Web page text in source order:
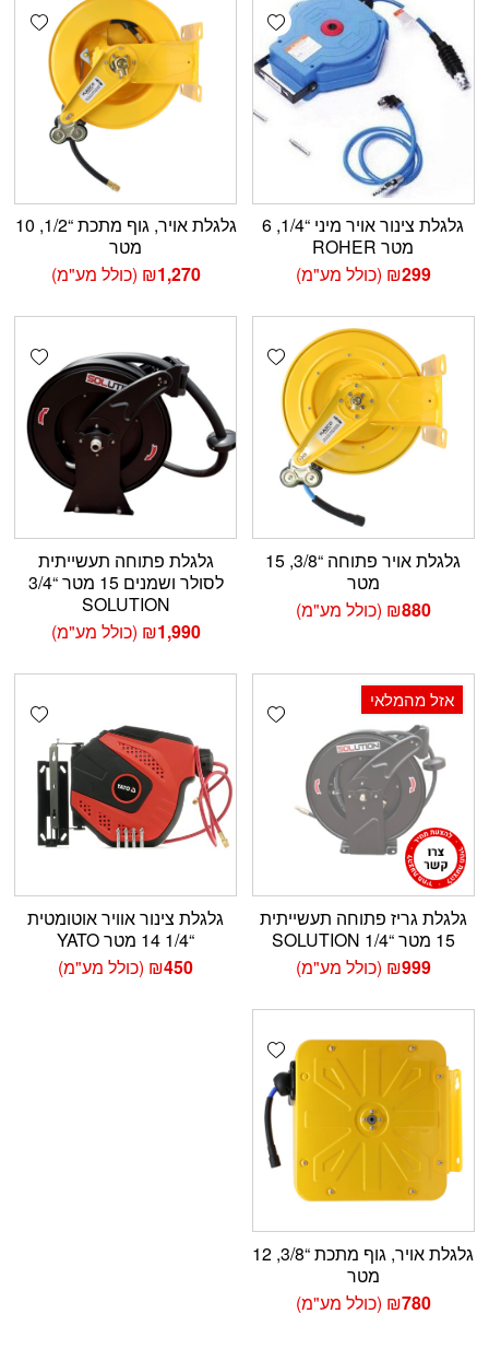
⁦₪250⁩
Add wishlist
גלגלת צינור אויר מיני “1/4, 6
מטר ROHER
₪299 (כולל מע"מ)
גלגלת אויר, גוף מתכת “1/2, 10
מטר
₪1,270 (כולל מע"מ)
Add wishlist
גלגלת אויר פתוחה “3/8, 15
מטר
₪880 (כולל מע"מ)
גלגלת פתוחה תעשייתית
לסולר ושמנים 15 מטר “3/4
SOLUTION
₪1,990 (כולל מע"מ)
Add wishlist אזל מהמלאי
גלגלת גריז פתוחה תעשייתית
15 מטר “1/4 SOLUTION
₪999 (כולל מע"מ)
גלגלת צינור אוויר אוטומטית
“1/4 14 מטר YATO
₪450 (כולל מע"מ)
Add wishlist
גלגלת אויר, גוף מתכת “3/8, 12
מטר
₪780 (כולל מע"מ)